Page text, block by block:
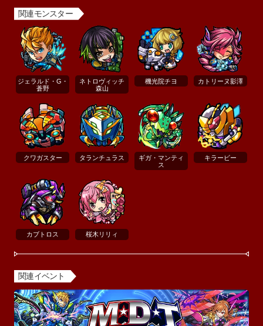
関連モンスター
ジェラルド・G・
蒼野
ネトロヴィッチ
森山
機光院チヨ カトリーヌ影澤
クワガスター タランチュラス
ギガ・マンティ
ス
キラービー
カブトロス 桜木リリィ
関連イベント